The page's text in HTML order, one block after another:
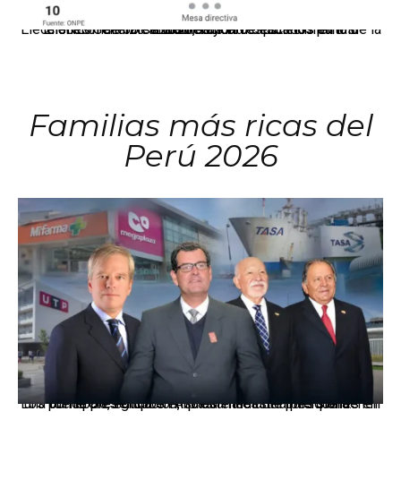
El JNE oficializó la distribución de escaños para la elección de 60 senadores y 130 diputados en las Elecciones Generales 2026, tras el restablecimiento de la Bicameralidad.
Familias más ricas del
Perú 2026
Los principales grupos empresariales del país mantienen una fuerte presencia en Áncash mediante inversiones en comercio, educación, salud e industria pesquera.